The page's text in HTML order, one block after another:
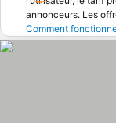
annonceurs. Les
Comment